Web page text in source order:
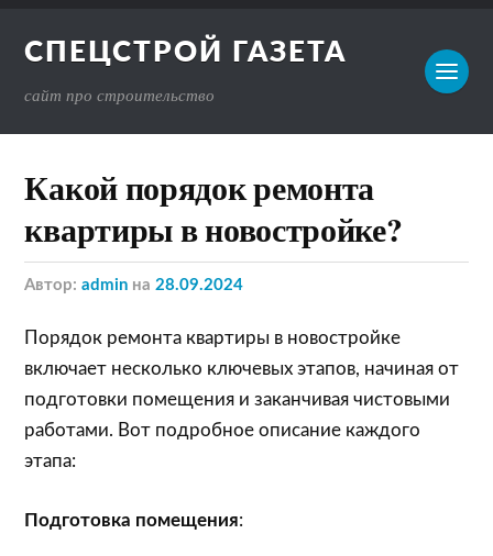
СПЕЦСТРОЙ ГАЗЕТА
сайт про строительство
Какой порядок ремонта
квартиры в новостройке?
Автор:admin на28.09.2024
Порядок ремонта квартиры в новостройке
включает несколько ключевых этапов, начиная от
подготовки помещения и заканчивая чистовыми
работами. Вот подробное описание каждого
этапа:
Подготовка помещения: